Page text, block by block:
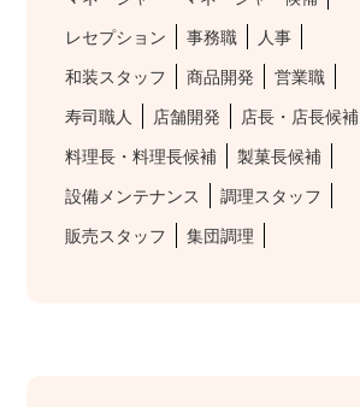
レセプション
事務職
人事
和装スタッフ
商品開発
営業職
寿司職人
店舗開発
店長・店長候補
料理長・料理長候補
製菓長候補
設備メンテナンス
調理スタッフ
販売スタッフ
集団調理